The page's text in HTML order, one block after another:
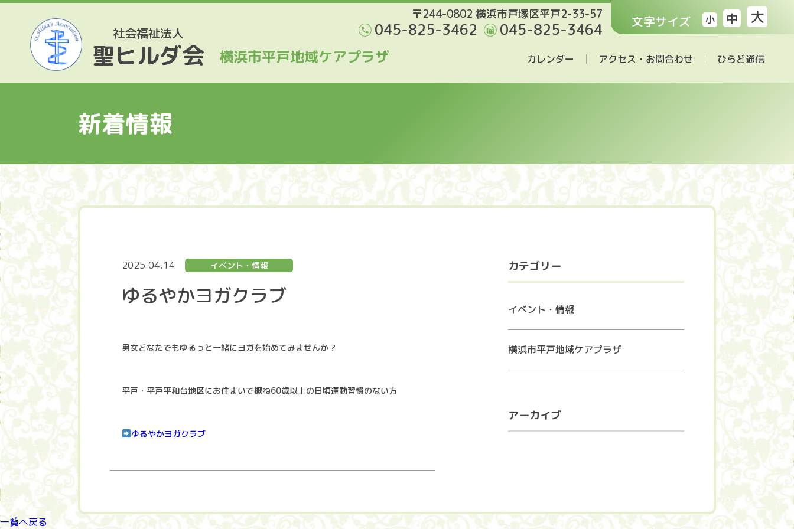
社会福祉法人
聖ヒルダ会 横浜市平戸地域ケアプラザ カレンダー アクセス・お問合わせ ひらど通信
〒244-0802 横浜市戸塚区平戸2-33-57
045-825-3462 045-825-3464 文字サイズ 小 中 大
新着情報
2025.04.14 イベント・情報
ゆるやかヨガクラブ
男女どなたでもゆるっと一緒にヨガを始めてみませんか？
平戸・平戸平和台地区にお住まいで概ね60歳以上の日頃運動習慣のない方
ゆるやかヨガクラブ
カテゴリー
イベント・情報
横浜市平戸地域ケアプラザ
アーカイブ
一覧へ戻る